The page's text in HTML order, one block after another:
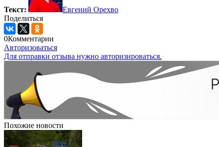
Текст:
Евгений Орехво
Поделиться
0Комментарии
Авторизоваться
Для отправки отзыва нужно авторизироваться.
Похожие новости